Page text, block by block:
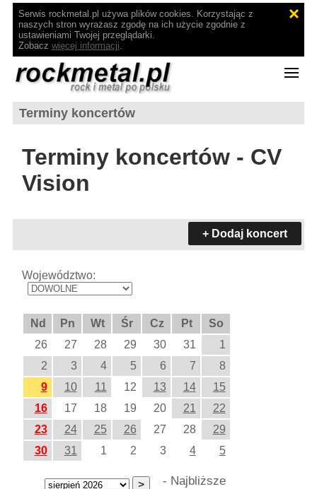
Serwis rockmetal.pl używa plików cookies. Korzystając z
naszych stron wyrażasz zgodę na ich użycie zgodnie z
ustawieniami Twojej przeglądarki.
Zobacz więcej informacji.
Terminy koncertów
Terminy koncertów - CV
Vision
+ Dodaj koncert
Województwo:
Nd Pn Wt Śr Cz Pt
So
26
27 28 29 30 31
1
2
3 4 5 6 7
8
9
10 11 12 13 14
15
16
17 18 19 20 21
22
23
24 25 26 27 28
29
30
31 1 2 3 4 5
- Najbliższe